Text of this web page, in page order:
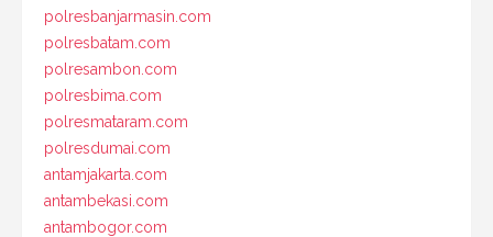
polresbanjarmasin.com
polresbatam.com
polresambon.com
polresbima.com
polresmataram.com
polresdumai.com
antamjakarta.com
antambekasi.com
antambogor.com